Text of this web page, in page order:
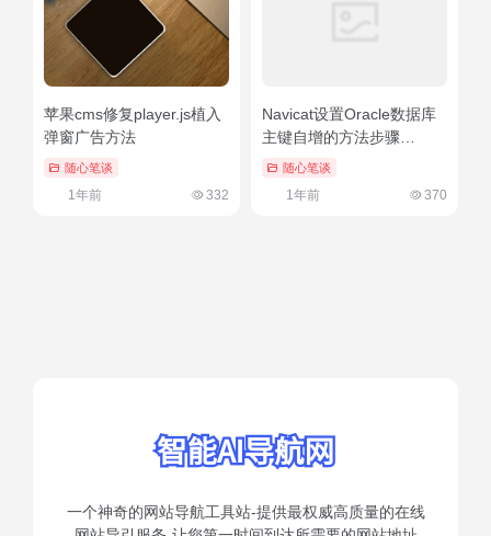
苹果cms修复player.js植入
弹窗广告方法
随心笔谈
1年前 332
Navicat设置Oracle数据库
主键自增的方法步骤
（navicat oracle创建表空
随心笔谈
1年前 370
一个神奇的网站导航工具站-提供最权威高质量的在线